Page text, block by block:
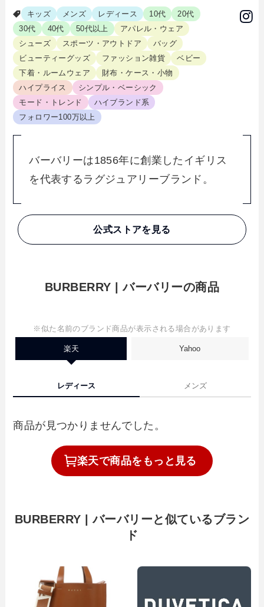
キッズ メンズ レディース 10代
20代
30代
40代 50代以上
アパレル・ウェア
シューズ
スポーツ・アウトドア
バッグ
ビューティーグッズ
ファッション雑貨
ベビー
下着・ルームウェア
財布・ケース・小物
ハイプライス
シンプル・ベーシック
モード・トレンド
ハイブランド系
フォロワー100万以上
バーバリーは1856年に創業したイギリス
を代表するラグジュアリーブランド。
公式ストアを見る
BURBERRY | バーバリーの商品
※似た名前のブランド商品が表示される場合があります
楽天 Yahoo
レディース メンズ
商品が見つかりませんでした。
楽天で商品を もっと見る
BURBERRY | バーバリーと似ているブラン
ド